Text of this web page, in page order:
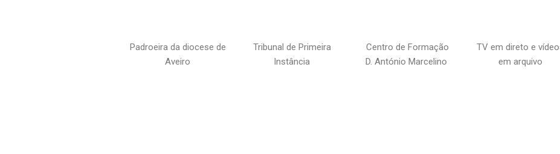
Padroeira da diocese de
Aveiro
Tribunal de Primeira
Instância
Centro de Formação
D. António Marcelino
TV em direto e
em arquivo